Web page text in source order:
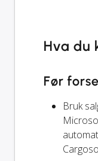
Hva du
Før
Bruk